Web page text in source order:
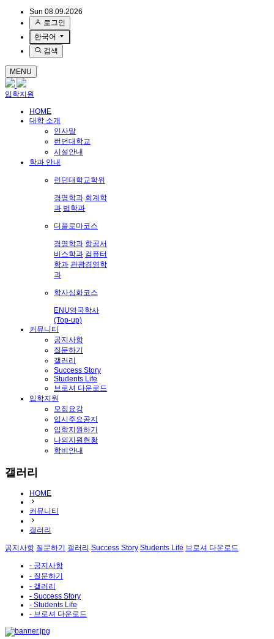
Sun 08.09.2026
로그인
한국어
검색
MENU
입학지원
HOME
대학 소개
인사말
런던대학교
시설안내
학과 안내
런던대학교학위
경영학과 회계학
과 법학과
디플로마코스
경영학과 항공서
비스학과 컴퓨터
학과 관광경영학
과
학사심화코스
ENU영국학사
(Top-up)
커뮤니티
공지사항
질문하기
갤러리
Success Story
Students Life
브로셔 다운로드
입학지원
모집요강
입시주요공지
입학지원하기
나의지원현황
학비안내
갤러리
HOME
커뮤니티
갤러리
공지사항 질문하기 갤러리 Success Story Students Life 브로셔 다운로드
- 공지사항
- 질문하기
- 갤러리
- Success Story
- Students Life
- 브로셔 다운로드